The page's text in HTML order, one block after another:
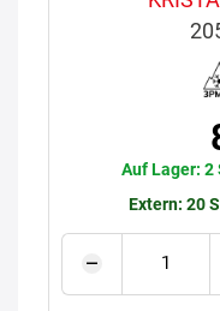
Auf Lager: 2
Extern: 20